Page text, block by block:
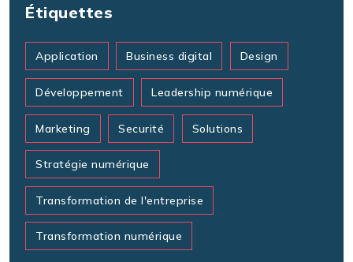
Étiquettes
Application Business digital Design
Développement Leadership numérique
Marketing Securité Solutions
Stratégie numérique
Transformation de l'entreprise
Transformation numérique